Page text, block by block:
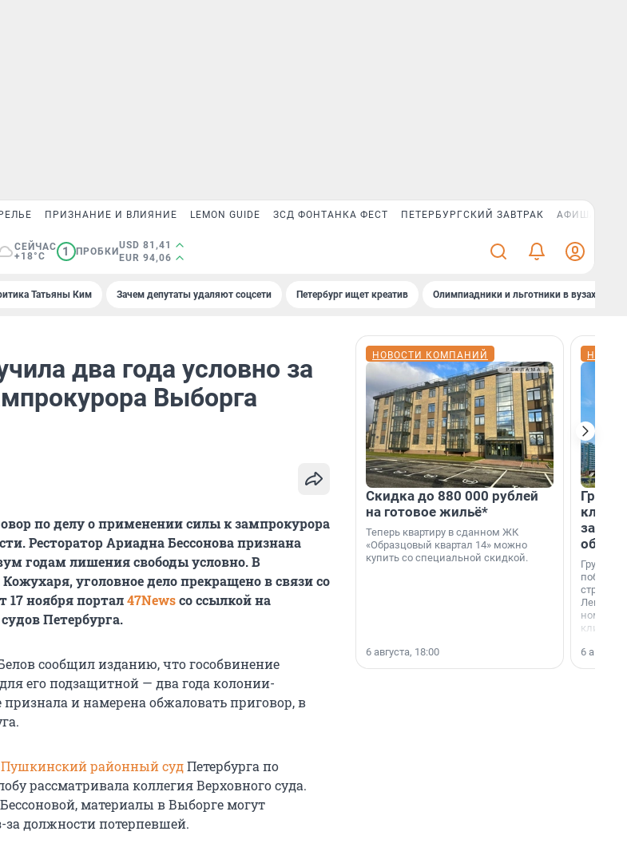
ПРИЗНАНИЕ И ВЛИЯНИЕ LEMON GUIDE ЗСД ФОНТАНКА ФЕСТ ПЕТЕРБУРГСКИЙ ЗАВТРАК АФИША PLUS
СЕЙЧАС
+18°C
1 ПРОБКИ
USD 81,41
EUR 94,06
Татьяны Ким Зачем депутаты удаляют соцсети Петербург ищет креатив Олимпиадники и льготники в вузах СПб
два года условно за
Выборга
по делу о применении силы к зампрокурора
Ресторатор Ариадна Бессонова признана
годам лишения свободы условно. В
уголовное дело прекращено в связи со
ноября портал47Newsсо ссылкой на
Петербурга.
сообщил изданию, что гособвинение
его подзащитной — два года колонии-
признала и намерена обжаловать приговор, в
Пушкинский районный судПетербурга по
рассматривала коллегия Верховного суда.
материалы в Выборге могут
за должности потерпевшей.
НОВОСТИ КОМПАНИЙ
Скидка до 880 000 рублей
на готовое жильё*
Теперь квартиру в сданном ЖК
«Образцовый квартал 14» можно
купить со специальной скидкой.
6 августа, 18:00
Группа
области».
6